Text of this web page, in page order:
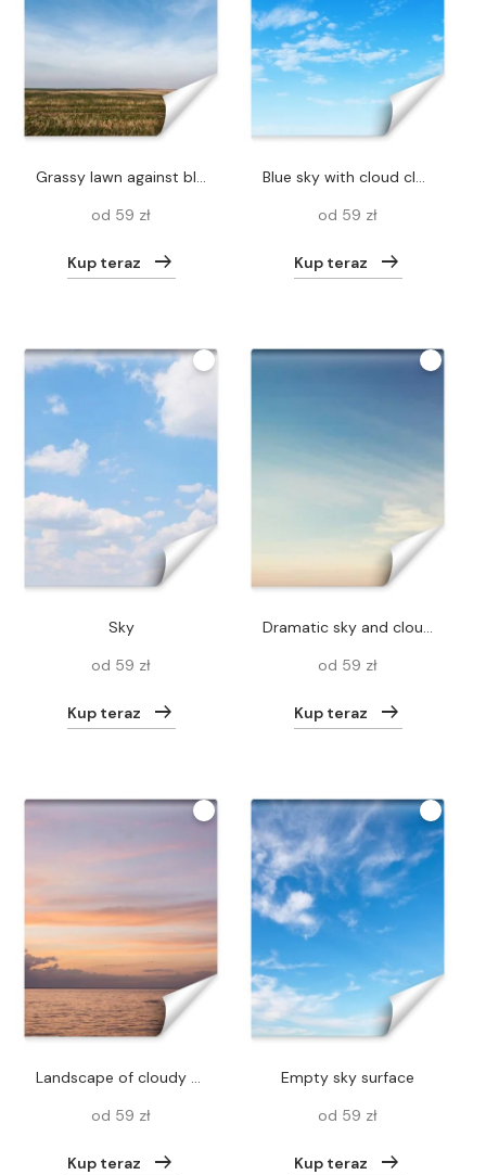
grassy lawn against blue sky with clouds
od 59 zł
Kup teraz
blue sky with cloud closeup
od 59 zł
Kup teraz
sky
od 59 zł
Kup teraz
Dramatic sky and clouds
od 59 zł
Kup teraz
Landscape of cloudy sky and sea during sunset
od 59 zł
Kup teraz
Empty sky surface
od 59 zł
Kup teraz